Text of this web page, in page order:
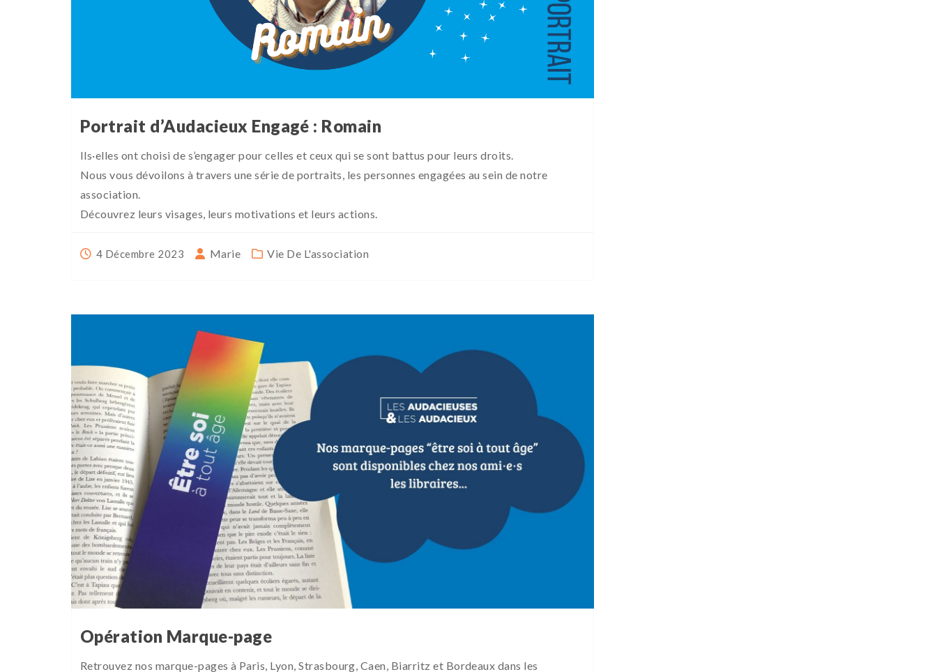
Portrait d’Audacieux Engagé : Romain
Ils·elles ont choisi de s’engager pour celles et ceux qui se sont battus pour leurs droits.
Nous vous dévoilons à travers une série de portraits, les personnes engagées au sein de notre
association.
Découvrez leurs visages, leurs motivations et leurs actions.
4 Décembre 2023 Marie Vie De L'association
Opération Marque-page
Retrouvez nos marque-pages à Paris, Lyon, Strasbourg, Caen, Biarritz et Bordeaux dans les